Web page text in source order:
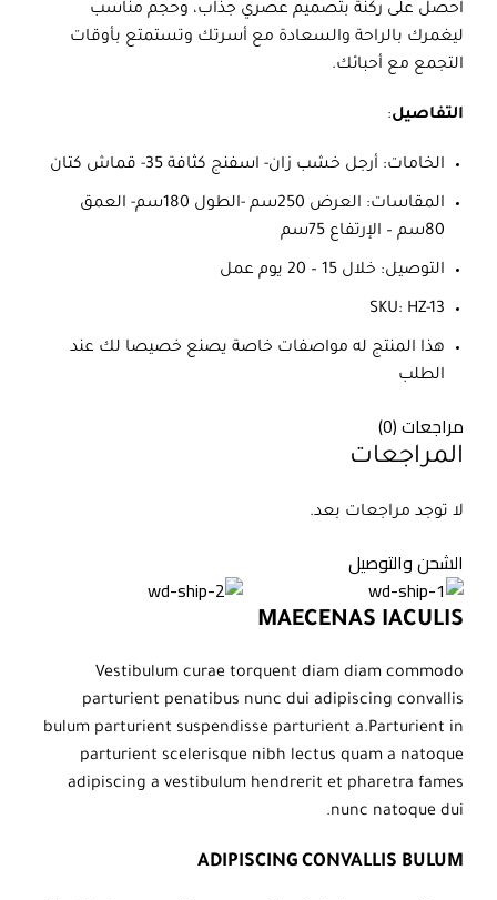
احصل على ركنة بتصميم عصري جذاب، وحجم مناسب
ليغمرك بالراحة والسعادة مع أسرتك وتستمتع بأوقات
التجمع مع أحبائك.
التفاصيل:
الخامات: أرجل خشب زان- اسفنج كثافة 35- قماش كتان
المقاسات: العرض 250سم -الطول 180سم- العمق
80سم – الإرتفاع 75سم
التوصيل: خلال 15 – 20 يوم عمل
SKU: HZ-13
هذا المنتج له مواصفات خاصة يصنع خصيصا لك عند
الطلب
مراجعات (0)
المراجعات
لا توجد مراجعات بعد.
الشحن والتوصيل
MAECENAS IACULIS
Vestibulum curae torquent diam diam commodo
parturient penatibus nunc dui adipiscing convallis
bulum parturient suspendisse parturient a.Parturient in
parturient scelerisque nibh lectus quam a natoque
adipiscing a vestibulum hendrerit et pharetra fames
nunc natoque dui.
ADIPISCING CONVALLIS BULUM